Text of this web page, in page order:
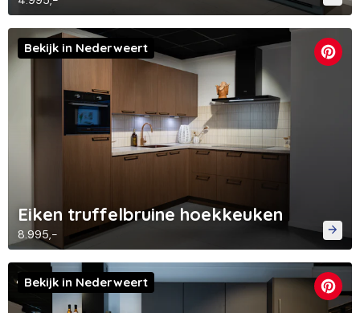
Eiken truffelbruine hoekkeuken
8.995,-
Bekijk in Nederweert
Bekijk in Nederweert